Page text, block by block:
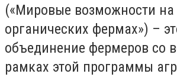
(«Мировые возможности на
органических фермах») –
объединение фермеров со
рамках этой программы